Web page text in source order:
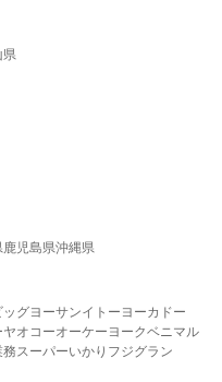
県
鹿児島県沖縄県
ッグヨーサンイトーヨーカドー
ヤオコーオーケー ヨークベニマル
務スーパーいかり フジグラン